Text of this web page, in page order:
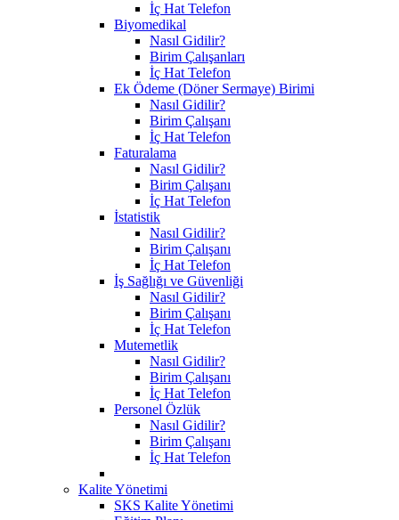
İç Hat Telefon
Biyomedikal
Nasıl Gidilir?
Birim Çalışanları
İç Hat Telefon
Ek Ödeme (Döner Sermaye) Birimi
Nasıl Gidilir?
Birim Çalışanı
İç Hat Telefon
Faturalama
Nasıl Gidilir?
Birim Çalışanı
İç Hat Telefon
İstatistik
Nasıl Gidilir?
Birim Çalışanı
İç Hat Telefon
İş Sağlığı ve Güvenliği
Nasıl Gidilir?
Birim Çalışanı
İç Hat Telefon
Mutemetlik
Nasıl Gidilir?
Birim Çalışanı
İç Hat Telefon
Personel Özlük
Nasıl Gidilir?
Birim Çalışanı
İç Hat Telefon
Kalite Yönetimi
SKS Kalite Yönetimi